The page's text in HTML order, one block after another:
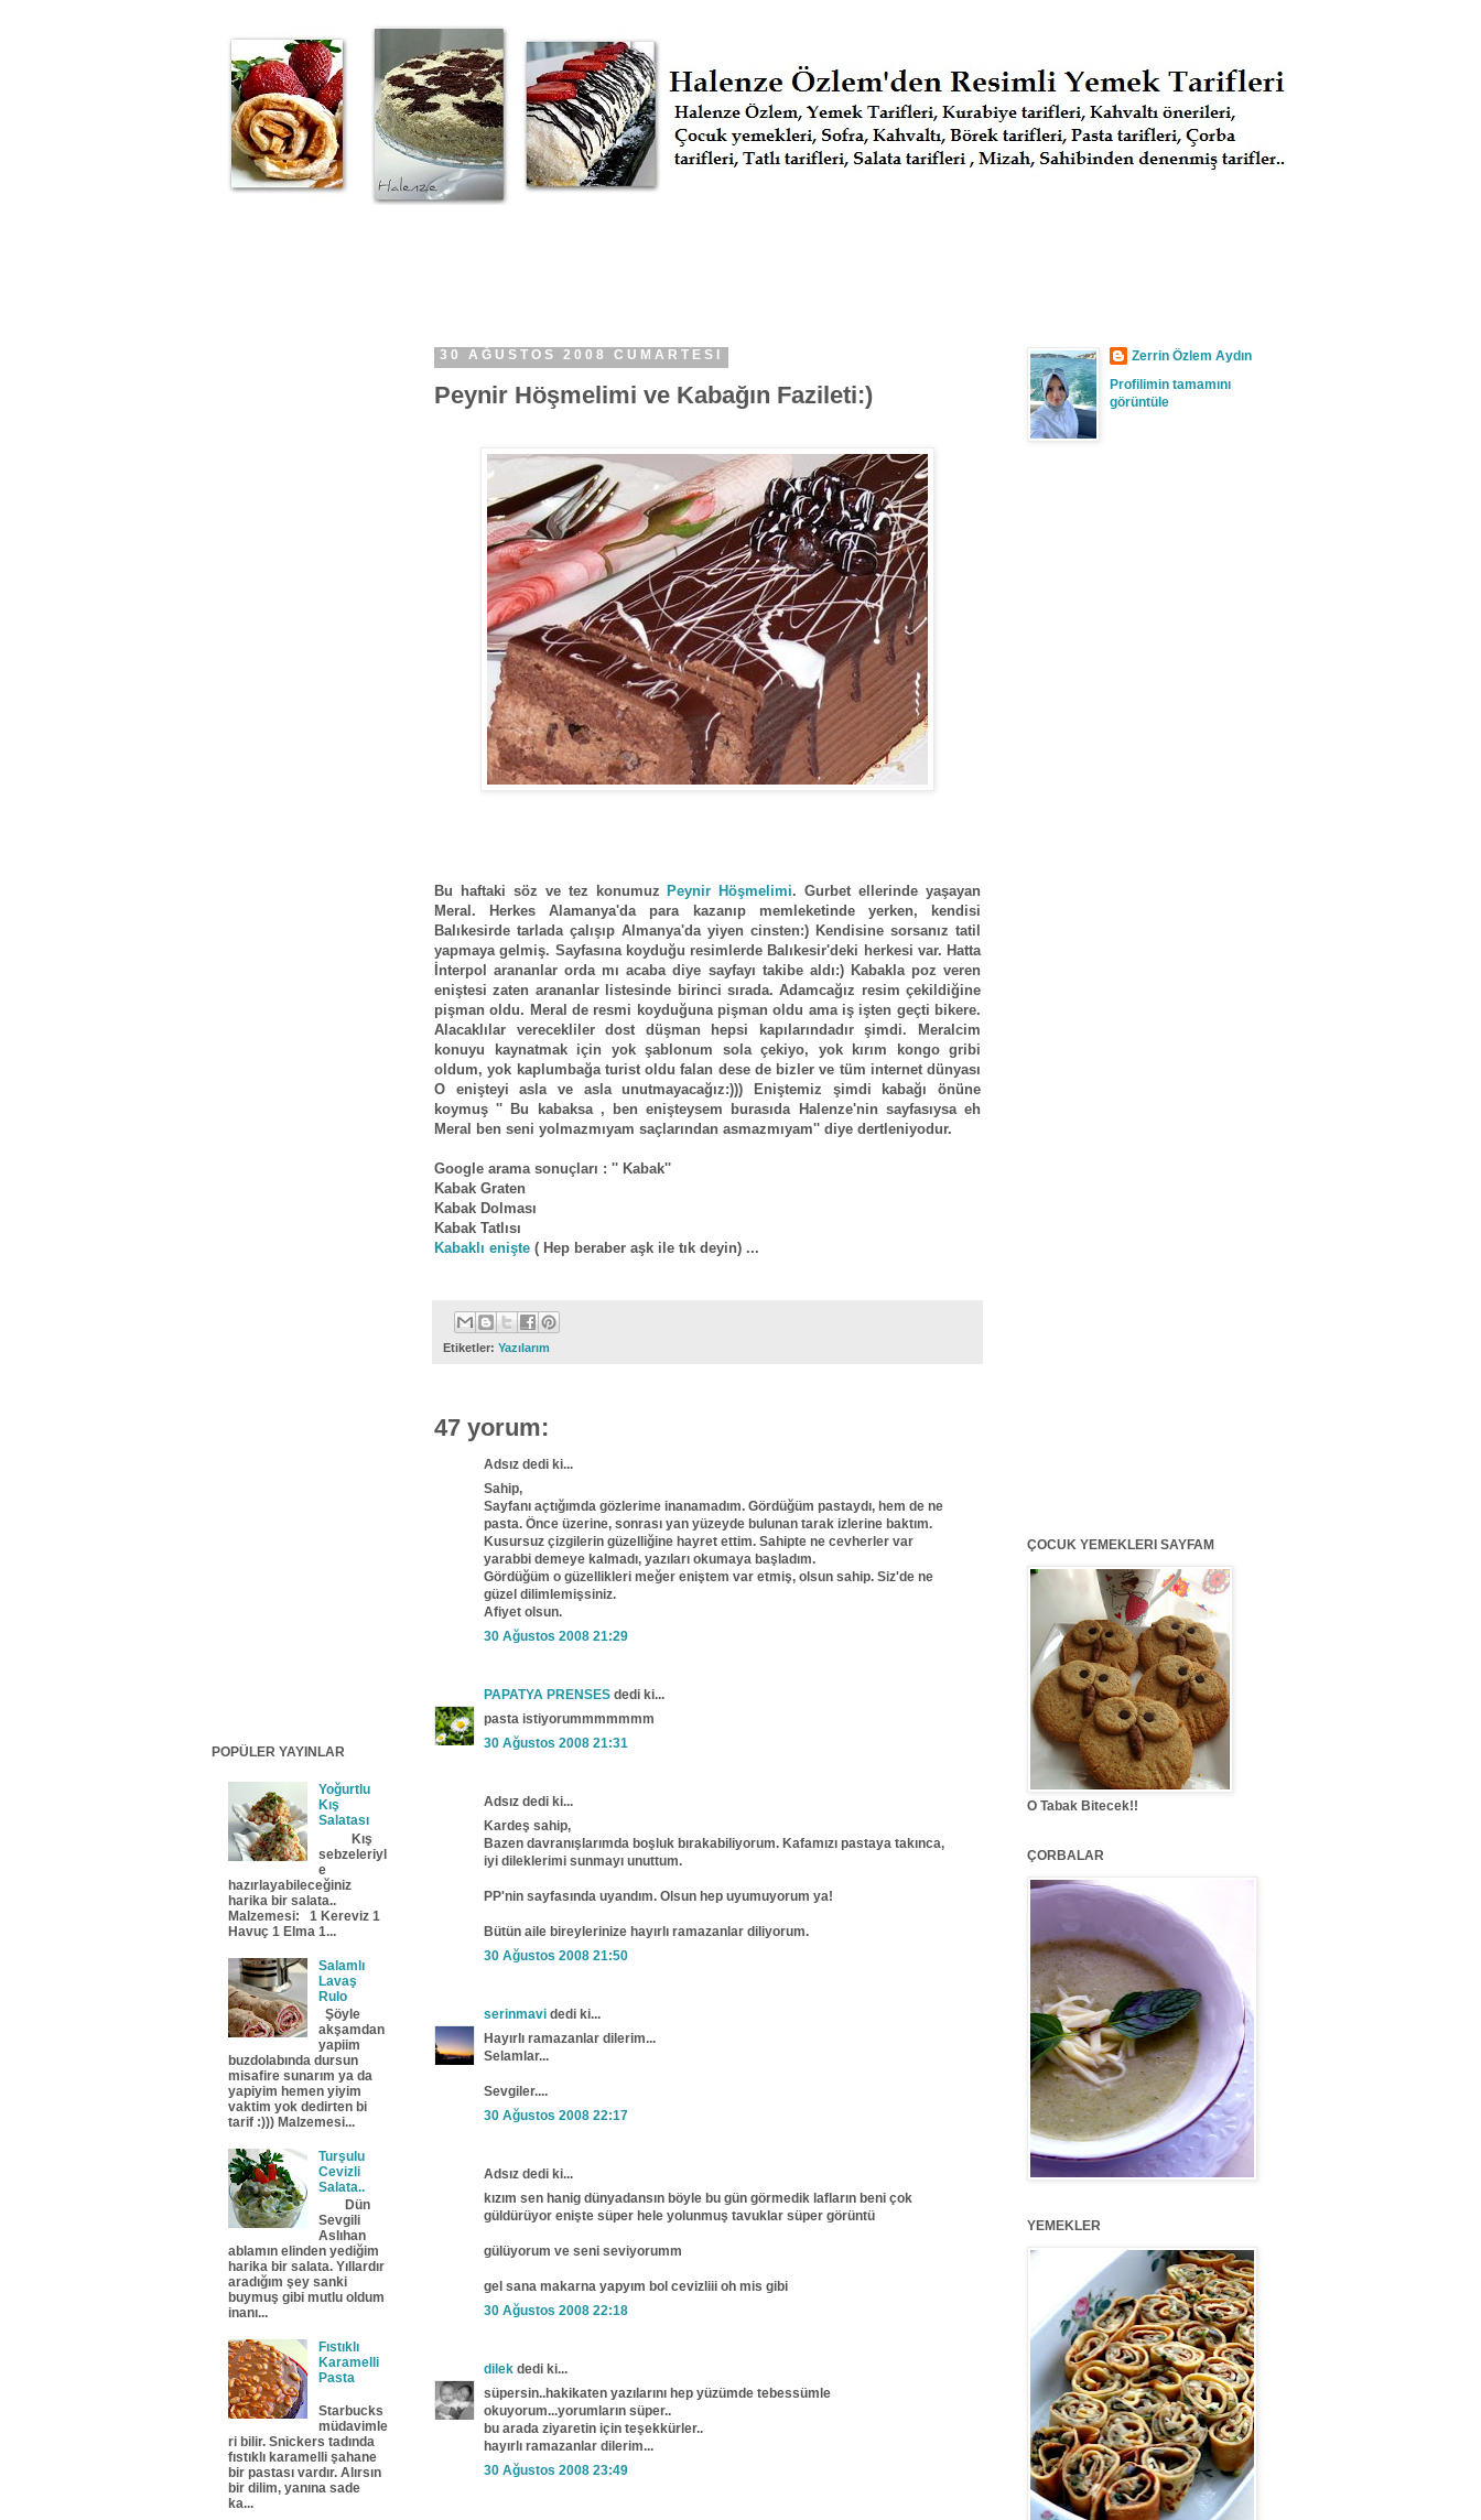
30 AĞUSTOS 2008 CUMARTESI
Peynir Höşmelimi ve Kabağın Fazileti:)
Bu haftaki söz ve tez konumuzPeynir Höşmelimi. Gurbet ellerinde yaşayan
Meral. Herkes Alamanya'da para kazanıp memleketinde yerken, kendisi
Balıkesirde tarlada çalışıp Almanya'da yiyen cinsten:) Kendisine sorsanız tatil
yapmaya gelmiş. Sayfasına koyduğu resimlerde Balıkesir'deki herkesi var. Hatta
İnterpol arananlar orda mı acaba diye sayfayı takibe aldı:) Kabakla poz veren
eniştesi zaten arananlar listesinde birinci sırada. Adamcağız resim çekildiğine
pişman oldu. Meral de resmi koyduğuna pişman oldu ama iş işten geçti bikere.
Alacaklılar verecekliler dost düşman hepsi kapılarındadır şimdi. Meralcim
konuyu kaynatmak için yok şablonum sola çekiyo, yok kırım kongo gribi
oldum, yok kaplumbağa turist oldu falan dese de bizler ve tüm internet dünyası
O enişteyi asla ve asla unutmayacağız:))) Eniştemiz şimdi kabağı önüne
koymuş '' Bu kabaksa , ben enişteysem burasıda Halenze'nin sayfasıysa eh
Meral ben seni yolmazmıyam saçlarından asmazmıyam'' diye dertleniyodur.
Google arama sonuçları : '' Kabak''
Kabak Graten
Kabak Dolması
Kabak Tatlısı
Kabaklı enişte ( Hep beraber aşk ile tık deyin) ...
Etiketler: Yazılarım
47 yorum:
Adsız dedi ki...
Sahip,
Sayfanı açtığımda gözlerime inanamadım. Gördüğüm pastaydı, hem de ne
pasta. Önce üzerine, sonrası yan yüzeyde bulunan tarak izlerine baktım.
Kusursuz çizgilerin güzelliğine hayret ettim. Sahipte ne cevherler var
yarabbi demeye kalmadı, yazıları okumaya başladım.
Gördüğüm o güzellikleri meğer eniştem var etmiş, olsun sahip. Siz'de ne
güzel dilimlemişsiniz.
Afiyet olsun.
30 Ağustos 2008 21:29
PAPATYA PRENSES dedi ki...
pasta istiyorummmmmmm
30 Ağustos 2008 21:31
Adsız dedi ki...
Kardeş sahip,
Bazen davranışlarımda boşluk bırakabiliyorum. Kafamızı pastaya takınca,
iyi dileklerimi sunmayı unuttum.
PP'nin sayfasında uyandım. Olsun hep uyumuyorum ya!
Bütün aile bireylerinize hayırlı ramazanlar diliyorum.
30 Ağustos 2008 21:50
serinmavi dedi ki...
Hayırlı ramazanlar dilerim...
Selamlar...
Sevgiler....
30 Ağustos 2008 22:17
Adsız dedi ki...
kızım sen hanig dünyadansın böyle bu gün görmedik lafların beni çok
güldürüyor enişte süper hele yolunmuş tavuklar süper görüntü
gülüyorum ve seni seviyorumm
gel sana makarna yapyım bol cevizliii oh mis gibi
30 Ağustos 2008 22:18
dilek dedi ki...
süpersin..hakikaten yazılarını hep yüzümde tebessümle
okuyorum...yorumların süper..
bu arada ziyaretin için teşekkürler..
hayırlı ramazanlar dilerim...
30 Ağustos 2008 23:49
POPÜLER YAYINLAR
Yoğurtlu
Kış
Salatası
Kış
sebzeleriyl
e
hazırlayabileceğiniz
harika bir salata..
Malzemesi: 1 Kereviz 1
Havuç 1 Elma 1...
Salamlı
Lavaş
Rulo
Şöyle
akşamdan
yapiim
buzdolabında dursun
misafire sunarım ya da
yapiyim hemen yiyim
vaktim yok dedirten bi
tarif :))) Malzemesi...
Turşulu
Cevizli
Salata..
Dün
Sevgili
Aslıhan
ablamın elinden yediğim
harika bir salata. Yıllardır
aradığım şey sanki
buymuş gibi mutlu oldum
inanı...
Fıstıklı
Karamelli
Pasta
Starbucks
müdavimle
ri bilir. Snickers tadında
fıstıklı karamelli şahane
bir pastası vardır. Alırsın
bir dilim, yanına sade
ka...
Zerrin Özlem Aydın
Profilimin tamamını
görüntüle
ÇOCUK YEMEKLERI SAYFAM
O Tabak Bitecek!!
ÇORBALAR
YEMEKLER